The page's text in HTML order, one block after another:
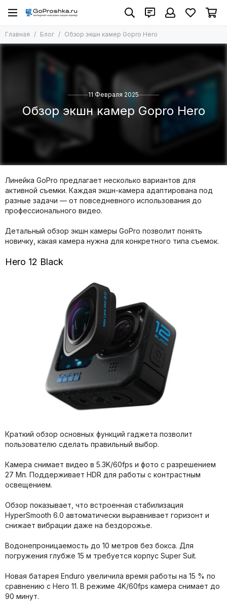
Главная Блог Обзор экшн камер Gopro Hero
11 Февраля 2025
Обзор экшн камер Gopro Hero
Линейка GoPro предлагает несколько вариантов для
активной съемки. Каждая экшн-камера адаптирована под
разные задачи — от повседневного использования до
профессионального видео.
Детальный обзор экшн камеры GoPro позволит понять
новичку, какая камера нужна для конкретного типа съемок.
Hero 12 Black
Краткий обзор основных функций гаджета позволит
пользователю сделать правильный выбор.
Камера снимает видео в 5.3K/60fps и фото с разрешением
27 Мп. Поддерживает HDR для работы с контрастным
освещением.
Обзор показывает, что встроенная стабилизация
HyperSmooth 6.0 автоматически выравнивает горизонт и
снижает вибрации даже на бездорожье.
Водонепроницаемость до 10 метров без бокса. Для
погружения глубже 15 м требуется корпус Super Suit.
Новая батарея Enduro увеличила время работы на 15 % по
сравнению с Hero 11. В режиме 4K/60fps камера снимает до
90 минут.